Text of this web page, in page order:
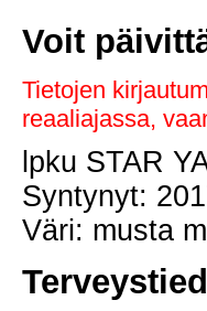
Voit
Tietojen
reaaliajassa,
lpku STAR
Syntynyt:
Väri: musta